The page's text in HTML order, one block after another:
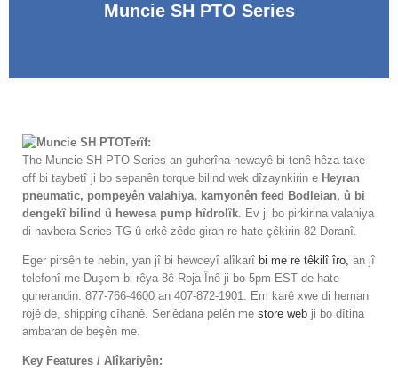
Muncie SH PTO Series
Terîf:
The Muncie SH PTO Series an guherîna hewayê bi tenê hêza take-
off bi taybetî ji bo sepanên torque bilind wek dîzaynkirin e Heyran
pneumatic, pompeyên valahiya, kamyonên feed Bodleian, û bi
dengekî bilind û hewesa pump hîdrolîk. Ev ji bo pirkirina valahiya
di navbera Series TG û erkê zêde giran re hate çêkirin 82 Doranî.
Eger pirsên te hebin, yan jî bi hewceyî alîkarî bi me re têkilî îro, an jî
telefonî me Duşem bi rêya 8ê Roja Înê ji bo 5pm EST de hate
guherandin. 877-766-4600 an 407-872-1901. Em karê xwe di heman
rojê de, shipping cîhanê. Serlêdana pelên me store web ji bo dîtina
ambaran de beşên me.
Key Features / Alîkariyên: